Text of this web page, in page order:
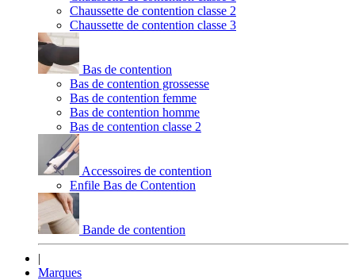
Chaussette de contention classe 2
Chaussette de contention classe 3
Bas de contention
Bas de contention grossesse
Bas de contention femme
Bas de contention homme
Bas de contention classe 2
Accessoires de contention
Enfile Bas de Contention
Bande de contention
|
Marques